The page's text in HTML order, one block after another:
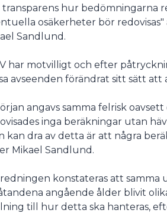
hur bedömningarna
osäkerheter bör
Sandlund.
har motvilligt och efter
avseenden förändrat sitt sätt
angavs samma felrisk
inga beräkningar utan
kan dra av detta är att några
Mikael Sandlund.
konstateras att
angående ålder blivit
till hur detta ska hanteras,